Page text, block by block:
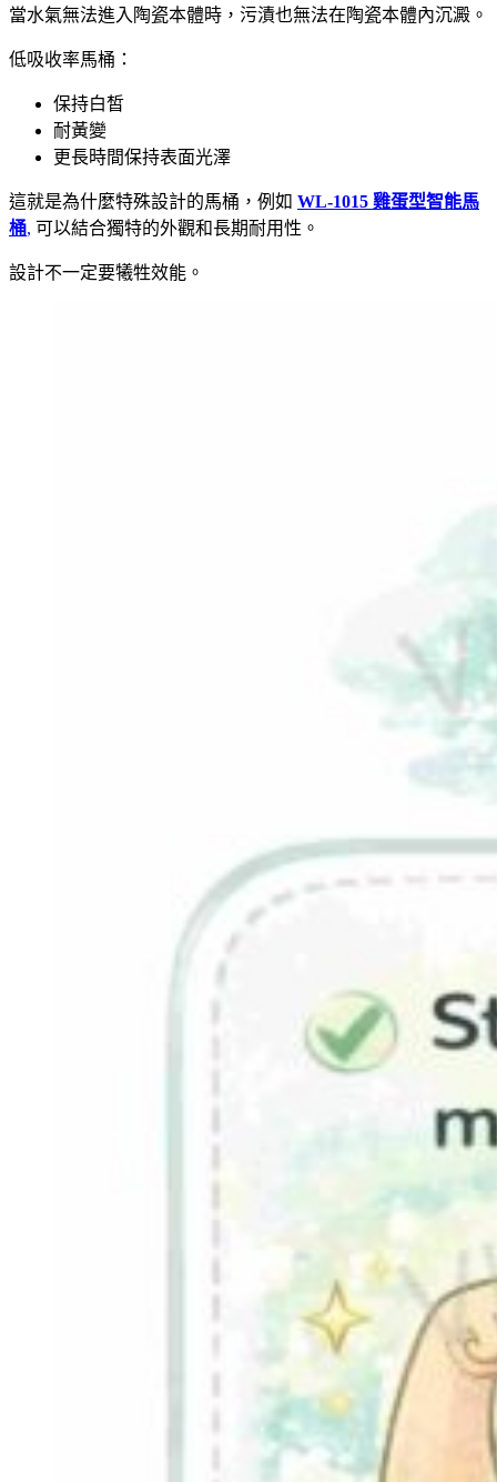
當水氣無法進入陶瓷本體時，污漬也無法在陶瓷本體內沉澱。
低吸收率馬桶：
保持白皙
耐黃變
更長時間保持表面光澤
這就是為什麼特殊設計的馬桶，例如 WL-1015 雞蛋型智能馬
桶, 可以結合獨特的外觀和長期耐用性。
設計不一定要犧牲效能。